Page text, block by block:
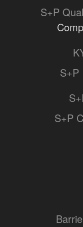
S+P
S+P
S+P